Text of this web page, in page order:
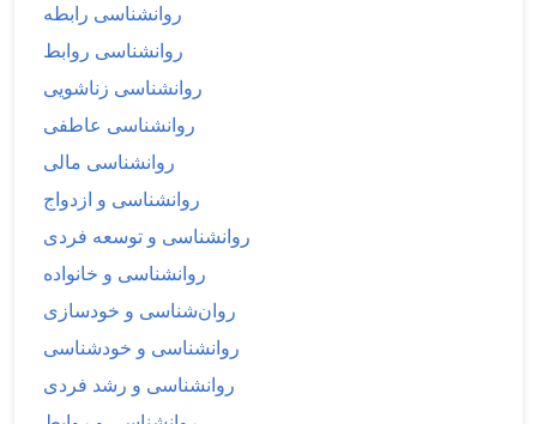
روانشناسی رابطه
روانشناسی روابط
روانشناسی زناشویی
روانشناسی عاطفی
روانشناسی مالی
روانشناسی و ازدواج
روانشناسی و توسعه فردی
روانشناسی و خانواده
روان‌شناسی و خودسازی
روانشناسی و خودشناسی
روانشناسی و رشد فردی